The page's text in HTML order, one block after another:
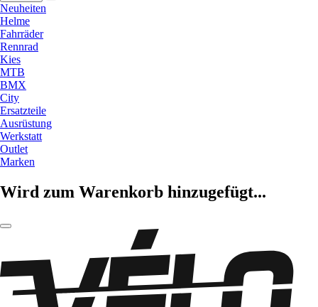
Neuheiten
Helme
Fahrräder
Rennrad
Kies
MTB
BMX
City
Ersatzteile
Ausrüstung
Werkstatt
Outlet
Marken
Wird zum Warenkorb hinzugefügt...